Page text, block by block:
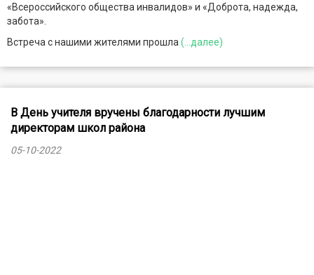
«Всероссийского общества инвалидов» и «Доброта, надежда,
забота».
Встреча с нашими жителями прошла (...далее)
В День учителя вручены благодарности лучшим
директорам школ района
05-10-2022